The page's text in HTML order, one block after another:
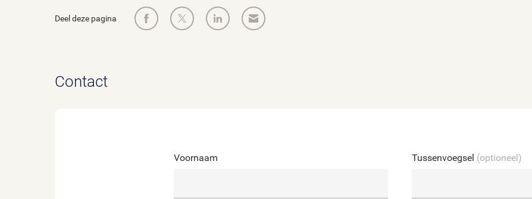
Deel deze pagina
Contact
Voornaam Tussenvoegsel (optioneel)